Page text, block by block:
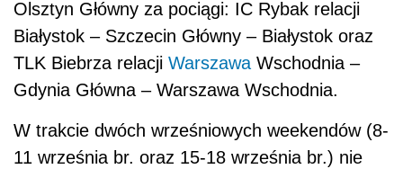
Olsztyn Główny za pociągi: IC Rybak relacji
Białystok – Szczecin Główny – Białystok oraz
TLK Biebrza relacji Warszawa Wschodnia –
Gdynia Główna – Warszawa Wschodnia.
W trakcie dwóch wrześniowych weekendów (8-
11 września br. oraz 15-18 września br.) nie